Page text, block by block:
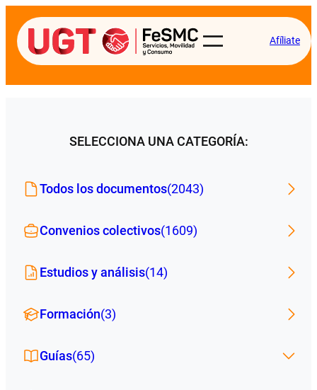
Afíliate
SELECCIONA UNA CATEGORÍA:
Todos los documentos(2043)
Convenios colectivos(1609)
Estudios y análisis(14)
Formación(3)
Guías(65)